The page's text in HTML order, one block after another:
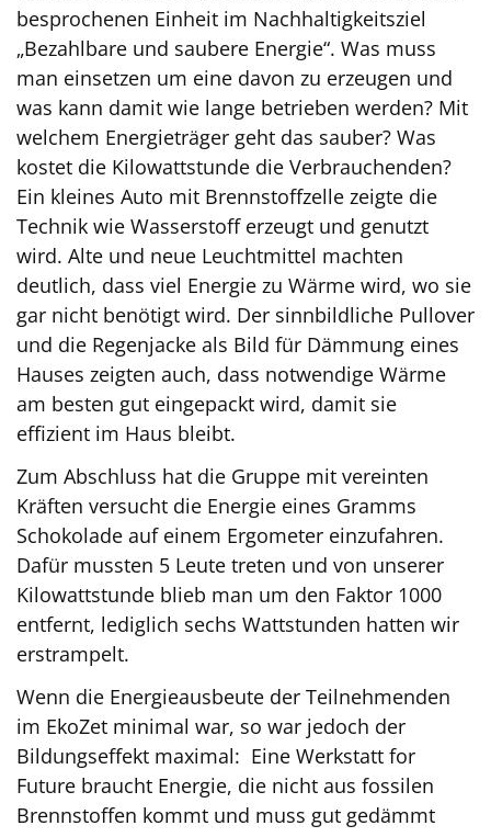
besprochenen Einheit im Nachhaltigkeitsziel
„Bezahlbare und saubere Energie“. Was muss
man einsetzen um eine davon zu erzeugen und
was kann damit wie lange betrieben werden? Mit
welchem Energieträger geht das sauber? Was
kostet die Kilowattstunde die Verbrauchenden?
Ein kleines Auto mit Brennstoffzelle zeigte die
Technik wie Wasserstoff erzeugt und genutzt
wird. Alte und neue Leuchtmittel machten
deutlich, dass viel Energie zu Wärme wird, wo sie
gar nicht benötigt wird. Der sinnbildliche Pullover
und die Regenjacke als Bild für Dämmung eines
Hauses zeigten auch, dass notwendige Wärme
am besten gut eingepackt wird, damit sie
effizient im Haus bleibt.
Zum Abschluss hat die Gruppe mit vereinten
Kräften versucht die Energie eines Gramms
Schokolade auf einem Ergometer einzufahren.
Dafür mussten 5 Leute treten und von unserer
Kilowattstunde blieb man um den Faktor 1000
entfernt, lediglich sechs Wattstunden hatten wir
erstrampelt.
Wenn die Energieausbeute der Teilnehmenden
im EkoZet minimal war, so war jedoch der
Bildungseffekt maximal: Eine Werkstatt for
Future braucht Energie, die nicht aus fossilen
Brennstoffen kommt und muss gut gedämmt